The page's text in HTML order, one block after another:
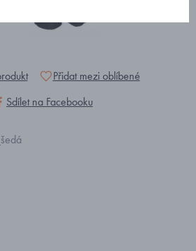
Přidat mezi oblíbené
Sdílet na Facebooku